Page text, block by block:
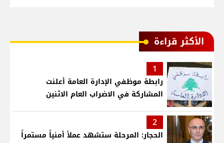
الأكثر قراءة
1
رابطة موظفي الإدارة العامة أعلنت
المشاركة في الاضراب العام الاثنين
2
الحجار: المرحلة ستشهد عملاً أمنياً مستمراً